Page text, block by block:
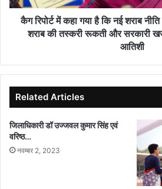
शराब
नीति
इससे
की
तस्करी
और
सरकारी
खजाने
कैग रिपोर्ट में कहा गया है कि नई शराब
शराब की तस्करी रूकती और सरकारी
आतिशी
Related Articles
जिलाधिकारी डॉ उज्जवल कुमार सिंह एवं
वरिष्ठ…
नवम्बर 2, 2023